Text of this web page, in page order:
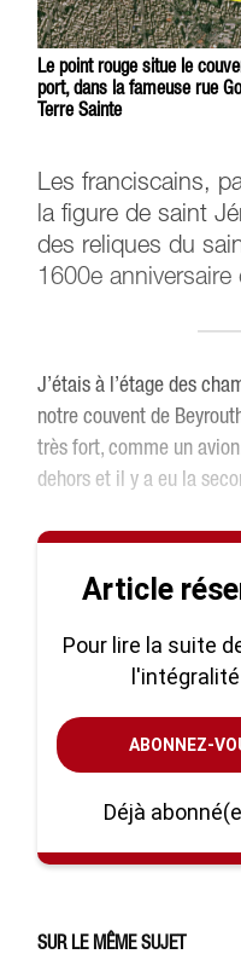
Le point rouge situe le
port, dans la fameuse rue
Terre Sainte
Les franciscains,
la figure de saint
des reliques du
1600e
J’étais à l’étage des
notre couvent de
très fort, comme un
dehors et il y a eu la
Article
Pour lire la suite
ABONNEZ-
Déjà
SUR LE MÊME SUJET